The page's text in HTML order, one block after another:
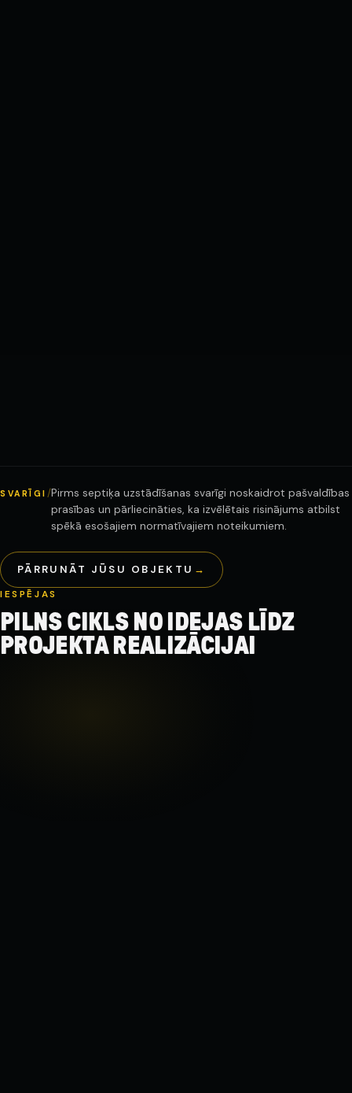
SVARĪGI /Pirms septiķa uzstādīšanas svarīgi noskaidrot pašvaldības
prasības un pārliecināties, ka izvēlētais risinājums atbilst
spēkā esošajiem normatīvajiem noteikumiem.
PĀRRUNĀT JŪSU OBJEKTU →
IESPĒJAS
PILNS CIKLS NO IDEJAS LĪDZ
PROJEKTA REALIZĀCIJAI